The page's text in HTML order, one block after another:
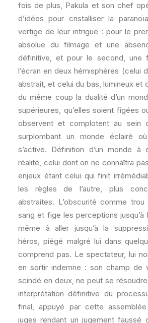
fois de plus, Pakula et son chef
d’idées pour cristalliser la
vertige de leur intrigue : pour le
absolue du filmage et une
définitive, et pour le second, une
l’écran en deux hémisphères (celui
abstrait, et celui du bas, lumineux et
du même coup la dualité d’un
supérieures, qu’elles soient figées
observent et complotent au sein
surplombant un monde éclairé
s’active. Définition d’un monde à
réalité, celui dont on ne connaîtra
enjeux étant celui qui finit
les règles de l’autre, plus
abstraites. L’obscurité comme
sang et fige les perceptions jusqu’à
même à aller jusqu’à la
héros, piégé malgré lui dans
comprend pas. Le spectateur, lui
en sortir indemne : son champ de
scindé en deux, ne peut se
interprétation définitive du
final, appuyé par cette
juges rendant un jugement faussé